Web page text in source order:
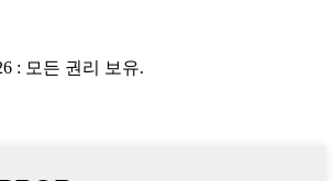
: 모든 권리 보유.